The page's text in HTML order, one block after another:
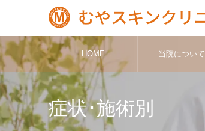
HOME 当院について
症状･施術別